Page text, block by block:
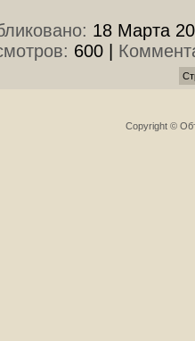
18 Марта
600|
Copyright ©